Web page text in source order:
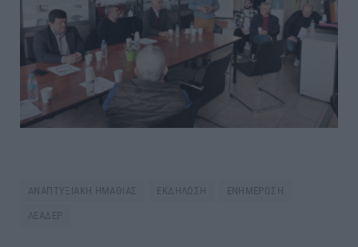
ΑΝΑΠΤΥΞΙΑΚΗ ΗΜΑΘΙΑΣ ΕΚΔΗΛΩΣΗ ΕΝΗΜΕΡΩΣΗ
ΛΕΑΔΕΡ